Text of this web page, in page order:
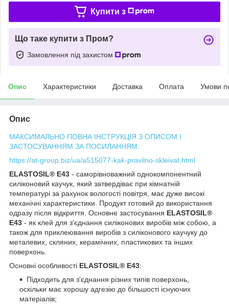
Купити з
Що таке купити з Пром?
Замовлення під захистом
Опис Характеристики Доставка Оплата Умови
Опис
МАКСИМАЛЬНО ПОВНА ІНСТРУКЦІЯ З ОПИСОМ І
ЗАСТОСУВАННЯМ ЗА ПОСИЛАННЯМ:
https://at-group.biz/ua/a515077-kak-pravilno-skleivat.html
ELASTOSIL® E43 - саморівноважний однокомпонентний
силіконовий каучук, який затвердіває при кімнатній
температурі за рахунок вологості повітря, має дуже високі
механічні характеристики. Продукт готовий до використання
одразу після відкриття. Основне застосування ELASTOSIL®
E43 - як клей для з'єднання силіконових виробів між собою, а
також для приклеювання виробів з силіконового каучуку до
металевих, скляних, керамічних, пластикових та інших
поверхонь.
Основні особливості ELASTOSIL® E43:
Підходить для з'єднання різних типів поверхонь,
оскільки має хорошу адгезію до більшості існуючих
матеріалів;